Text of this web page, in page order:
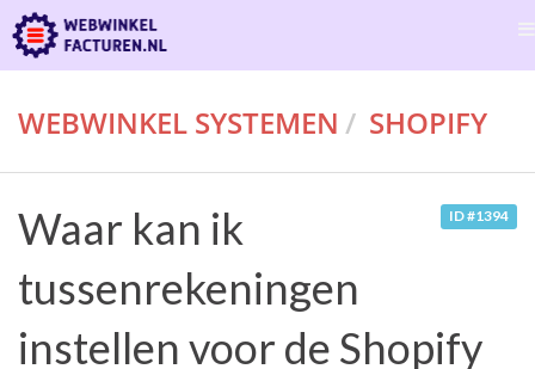
WEBWINKEL SYSTEMEN SHOPIFY
ID #1394
Waar kan ik
tussenrekeningen
instellen voor de Shopify